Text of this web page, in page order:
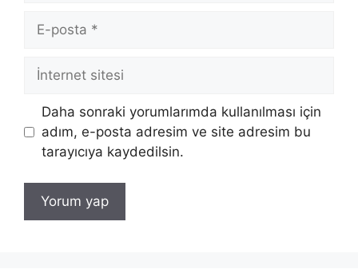
posta
İnternet
Daha sonraki yorumlarımda kullanılması için
adım, e-posta adresim ve site adresim bu
tarayıcıya kaydedilsin.